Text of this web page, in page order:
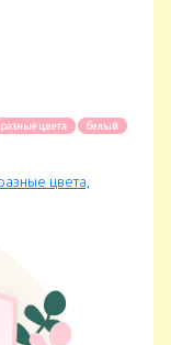
разные цвета
белый